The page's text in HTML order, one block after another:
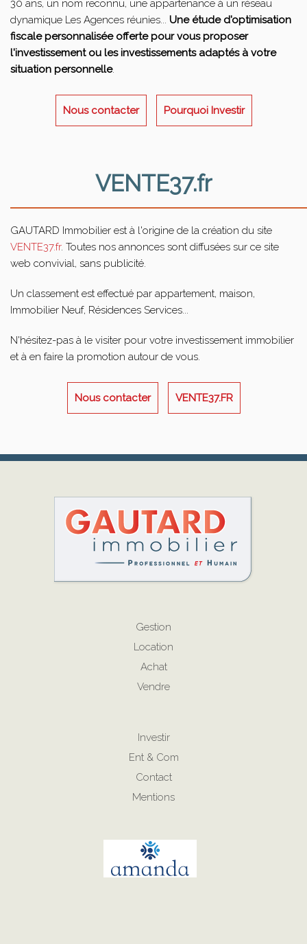
30 ans, un nom reconnu, une appartenance à un réseau
dynamique Les Agences réunies... Une étude d'optimisation
fiscale personnalisée offerte pour vous proposer
l'investissement ou les investissements adaptés à votre
situation personnelle.
Nous contacter Pourquoi Investir
VENTE37.fr
GAUTARD Immobilier est à l'origine de la création du site
VENTE37.fr. Toutes nos annonces sont diffusées sur ce site
web convivial, sans publicité.
Un classement est effectué par appartement, maison,
Immobilier Neuf, Résidences Services...
N'hésitez-pas à le visiter pour votre investissement immobilier
et à en faire la promotion autour de vous.
Nous contacter VENTE37.FR
Gestion
Location
Achat
Vendre
Investir
Ent & Com
Contact
Mentions